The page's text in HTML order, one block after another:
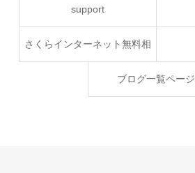
support
さくらインターネット無料相
ブログ一覧ページ